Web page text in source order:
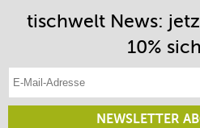
tischwelt News:
10%
NEWSLETTER